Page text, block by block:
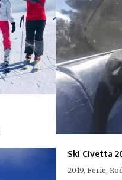
Ski Civetta
2019, Ferie,